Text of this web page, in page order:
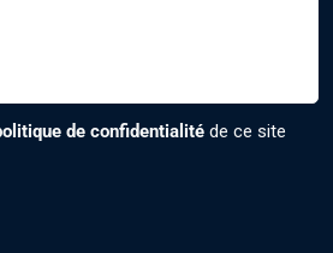
de confidentialité de ce site